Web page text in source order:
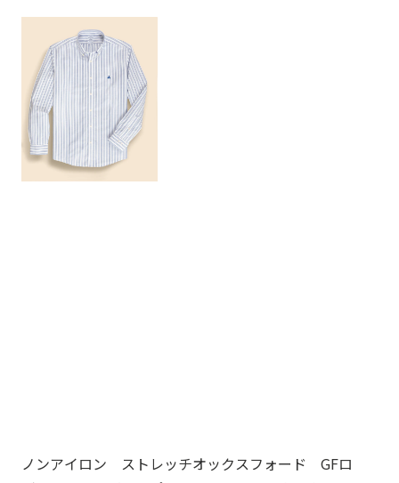
ノンアイロン ストレッチオックスフォード GFロ